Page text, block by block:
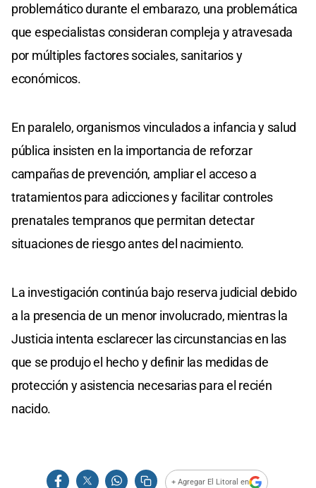
problemático durante el embarazo, una problemática
que especialistas consideran compleja y atravesada
por múltiples factores sociales, sanitarios y
económicos.
En paralelo, organismos vinculados a infancia y salud
pública insisten en la importancia de reforzar
campañas de prevención, ampliar el acceso a
tratamientos para adicciones y facilitar controles
prenatales tempranos que permitan detectar
situaciones de riesgo antes del nacimiento.
La investigación continúa bajo reserva judicial debido
a la presencia de un menor involucrado, mientras la
Justicia intenta esclarecer las circunstancias en las
que se produjo el hecho y definir las medidas de
protección y asistencia necesarias para el recién
nacido.
+ Agregar El Litoral en